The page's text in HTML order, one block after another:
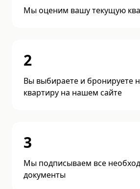
Мы оценим вашу текущую
2
Вы выбираете и бронируете
квартиру на нашем сайте
3
Мы подписываем все
документы